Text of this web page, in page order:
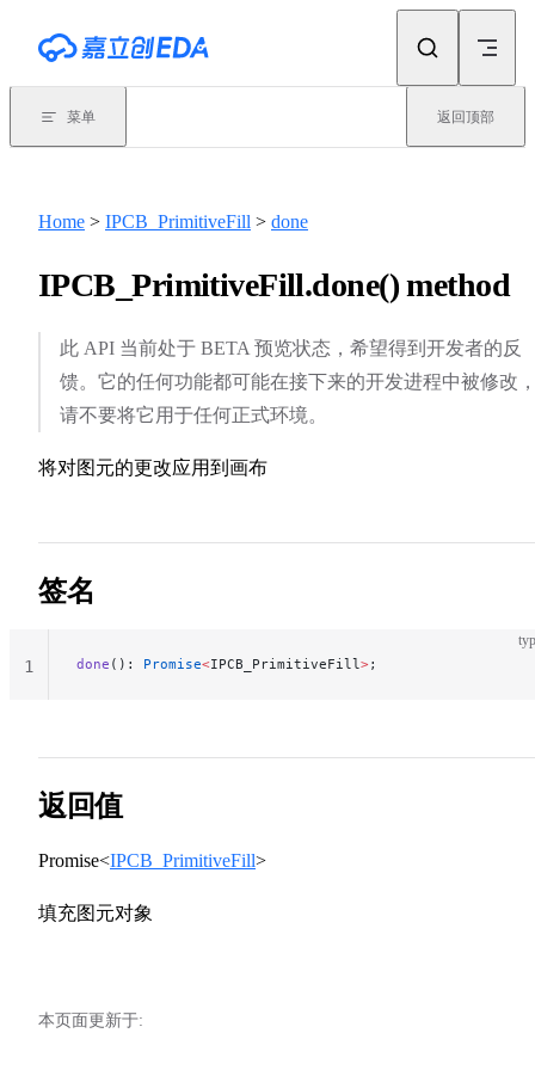
菜单 返回顶部
Home > IPCB_PrimitiveFill > done
IPCB_PrimitiveFill.done() method
此 API 当前处于 BETA 预览状态，希望得到开发者的反
馈。它的任何功能都可能在接下来的开发进程中被修改
请不要将它用于任何正式环境。
将对图元的更改应用到画布
签名
done (): Promise<IPCB_PrimitiveFill >;
1
返回值
Promise<IPCB_PrimitiveFill>
填充图元对象
本页面更新于: